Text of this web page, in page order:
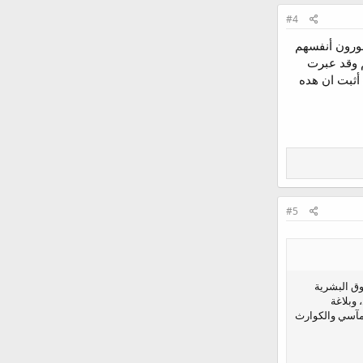
#4
أنفسهم
وقد عبرت
أثبت ان هده
#5
البشرية
والكوارث